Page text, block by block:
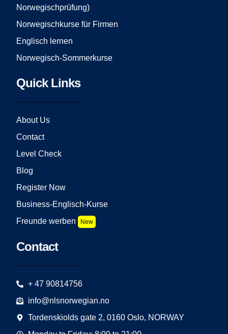
Norwegischprüfung)
Norwegischkurse für Firmen
Englisch lernen
Norwegisch-Sommerkurse
Quick Links
About Us
Contact
Level Check
Blog
Register Now
Business-Englisch-Kurse
Freunde werben
New
Contact
+ 47 90814756
info@nlsnorwegian.no
Tordenskiolds gate 2, 0160 Oslo, NORWAY